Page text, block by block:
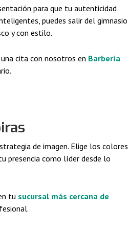
para que tu autenticidad
puedes salir del gimnasio
y con estilo.
cita con nosotros en Barbería
de imagen. Elige los colores
presencia como líder desde lo
tu sucursal más cercana de